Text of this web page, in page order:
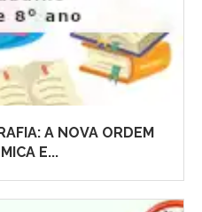
A NOVA ORDEM
E...